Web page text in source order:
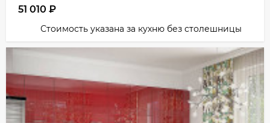
51 010 ₽
Стоимость указана за кухню без столешницы